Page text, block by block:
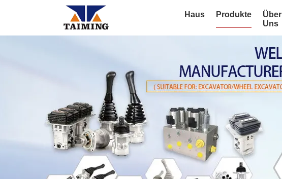
Haus Produkte
Über
Uns